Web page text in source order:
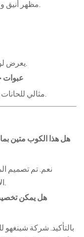
مظهر أنيق وعصري مناسب للحانات والمطاعم الراقية.
يعرض لون المشروب وطريقة تقديمه بشكل جميل.
5. عبوات
مثالي للحانات والفنادق والموزعين وقنوات البيع بالتجزئة.
نعم. تم تصميم
الاستخدام المتكرر ودورات الغسيل التجارية.
بالتأكيد. شركة شينغهو